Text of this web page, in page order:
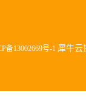
备13002669号-1 犀牛云